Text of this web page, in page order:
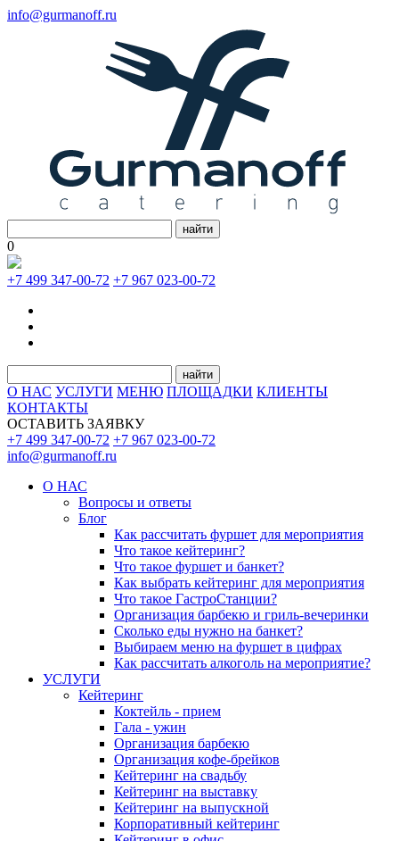
info@gurmanoff.ru
найти
0
+7 499 347-00-72 +7 967 023-00-72
найти
О НАС УСЛУГИ МЕНЮ ПЛОЩАДКИ КЛИЕНТЫ
КОНТАКТЫ
ОСТАВИТЬ ЗАЯВКУ
+7 499 347-00-72 +7 967 023-00-72
info@gurmanoff.ru
О НАС
Вопросы и ответы
Блог
Как рассчитать фуршет для мероприятия
Что такое кейтеринг?
Что такое фуршет и банкет?
Как выбрать кейтеринг для мероприятия
Что такое ГастроСтанции?
Организация барбекю и гриль-вечеринки
Сколько еды нужно на банкет?
Выбираем меню на фуршет в цифрах
Как рассчитать алкоголь на мероприятие?
УСЛУГИ
Кейтеринг
Коктейль - прием
Гала - ужин
Организация барбекю
Организация кофе-брейков
Кейтеринг на свадьбу
Кейтеринг на выставку
Кейтеринг на выпускной
Корпоративный кейтеринг